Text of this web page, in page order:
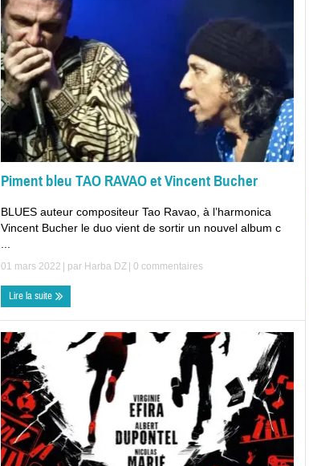
Piment bleu TAO RAVAO et Vincent Bucher
BLUES auteur compositeur Tao Ravao, à l’harmonica
Vincent Bucher le duo vient de sortir un nouvel album c
01 mars 2022 | par Harba DZ 0 commentaires
Lire la suite